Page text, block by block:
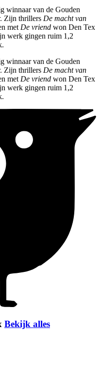
winnaar van de Gouden
Zijn thrillers De macht van
met De vriend won Den Tex
werk gingen ruim 1,2
winnaar van de Gouden
Zijn thrillers De macht van
met De vriend won Den Tex
werk gingen ruim 1,2
Bekijk alles